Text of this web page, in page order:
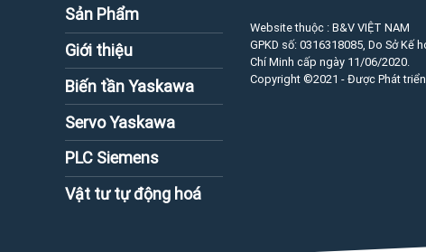
Sản Phẩm
Giới thiệu
Biến tần Yaskawa
Servo Yaskawa
PLC Siemens
Vật tư tự động hoá
Website thuộc : B&V VIỆT NAM
GPKD số: 0316318085 , Do Sở Kế
Chí Minh cấp ngày 11/06/2020.
Copyright ©2021 - Được Phát